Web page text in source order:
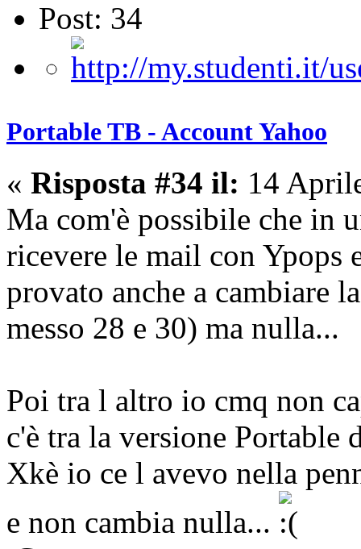
Post: 34
Portable TB - Account Yahoo
« Risposta #34 il: 14
Ma com'è possibile che in
ricevere le mail con Ypops
provato anche a cambiare
messo 28 e 30) ma nulla...
Poi tra l altro io cmq non
c'è tra la versione Portable
Xkè io ce l avevo nella
e non cambia nulla...